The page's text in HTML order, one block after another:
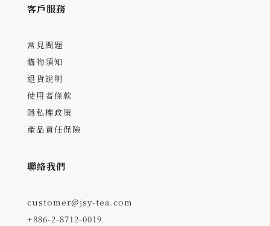
客戶服務
常見問題
購物須知
退貨說明
使用者條款
隱私權政策
產品責任保險
聯絡我們
customer@jsy-tea.com
+886-2-8712-0019